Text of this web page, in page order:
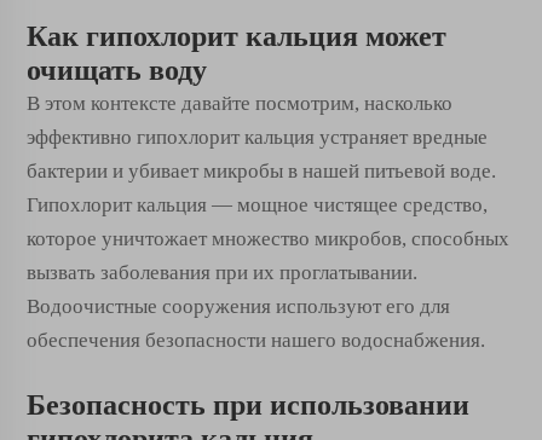
Как гипохлорит кальция может
очищать воду
В этом контексте давайте посмотрим, насколько
эффективно гипохлорит кальция устраняет вредные
бактерии и убивает микробы в нашей питьевой воде.
Гипохлорит кальция — мощное чистящее средство,
которое уничтожает множество микробов, способных
вызвать заболевания при их проглатывании.
Водоочистные сооружения используют его для
обеспечения безопасности нашего водоснабжения.
Безопасность при использовании